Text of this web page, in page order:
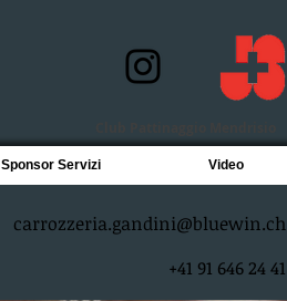
Sponsor Servizi Video
‭+41 91 646 24 41‬
carrozzeria.gandini@bluewin.ch